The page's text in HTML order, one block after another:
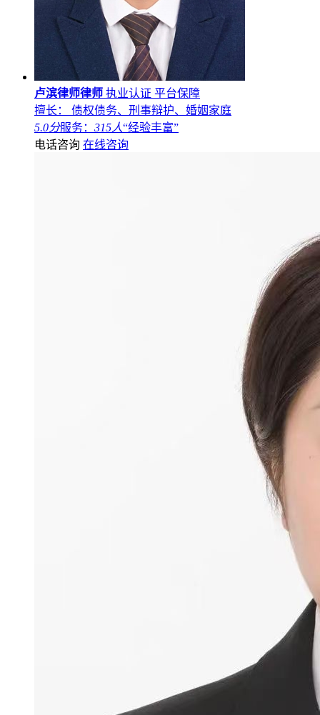
卢滨律师律师 执业认证 平台保障
擅长： 债权债务、刑事辩护、婚姻家庭
5.0分服务： 315人“经验丰富”
电话咨询 在线咨询